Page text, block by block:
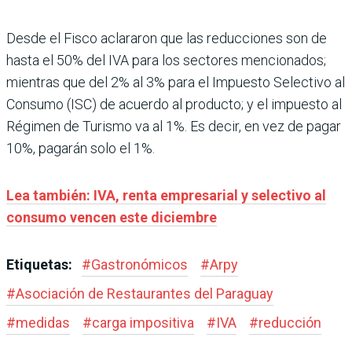
Desde el Fisco aclararon que las reducciones son de
hasta el 50% del IVA para los sectores mencionados;
mientras que del 2% al 3% para el Impuesto Selectivo al
Consumo (ISC) de acuerdo al producto; y el impuesto al
Régimen de Turismo va al 1%. Es decir, en vez de pagar
10%, pagarán solo el 1%.
Lea también: IVA, renta empresarial y selectivo al
consumo vencen este diciembre
Etiquetas: #Gastronómicos #Arpy
#Asociación de Restaurantes del Paraguay
#medidas #carga impositiva #IVA #reducción